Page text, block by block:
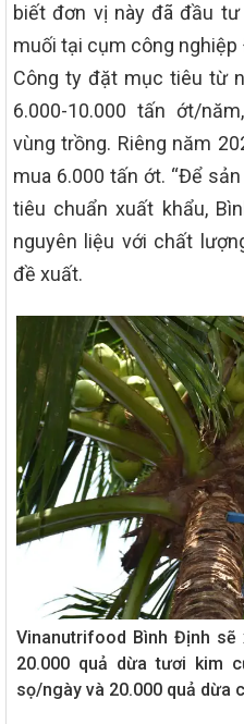
biết đơn vị này đã đầu
muối tại cụm công nghiệp
Công ty đặt mục tiêu từ
6.000-10.000 tấn ớt/
vùng trồng. Riêng năm
mua 6.000 tấn ớt. “Để
tiêu chuẩn xuất khẩu,
nguyên liệu với chất
đề xuất.
Vinanutrifood Bình Định
20.000 quả dừa tươi kim
sọ/ngày và 20.000 quả dừa